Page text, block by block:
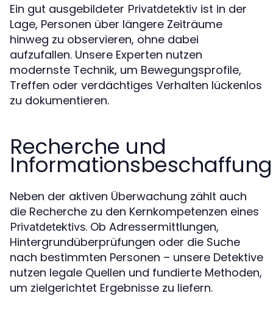
Ein gut ausgebildeter Privatdetektiv ist in der
Lage, Personen über längere Zeiträume
hinweg zu observieren, ohne dabei
aufzufallen. Unsere Experten nutzen
modernste Technik, um Bewegungsprofile,
Treffen oder verdächtiges Verhalten lückenlos
zu dokumentieren.
Recherche und
Informationsbeschaffung
Neben der aktiven Überwachung zählt auch
die Recherche zu den Kernkompetenzen eines
Privatdetektivs. Ob Adressermittlungen,
Hintergrundüberprüfungen oder die Suche
nach bestimmten Personen – unsere Detektive
nutzen legale Quellen und fundierte Methoden,
um zielgerichtet Ergebnisse zu liefern.